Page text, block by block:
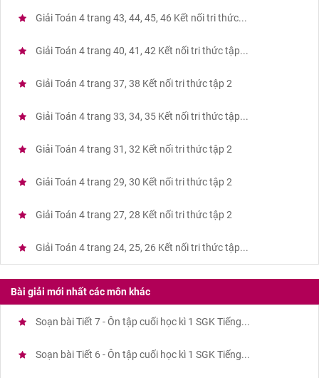
Giải Toán 4 trang 43, 44, 45, 46 Kết nối tri thức...
Giải Toán 4 trang 40, 41, 42 Kết nối tri thức tập...
Giải Toán 4 trang 37, 38 Kết nối tri thức tập 2
Giải Toán 4 trang 33, 34, 35 Kết nối tri thức tập...
Giải Toán 4 trang 31, 32 Kết nối tri thức tập 2
Giải Toán 4 trang 29, 30 Kết nối tri thức tập 2
Giải Toán 4 trang 27, 28 Kết nối tri thức tập 2
Giải Toán 4 trang 24, 25, 26 Kết nối tri thức tập...
Bài giải mới nhất các môn khác
Soạn bài Tiết 7 - Ôn tập cuối học kì 1 SGK Tiếng...
Soạn bài Tiết 6 - Ôn tập cuối học kì 1 SGK Tiếng...